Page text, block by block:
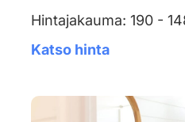
Hintajakauma: 190 -
Katso hinta